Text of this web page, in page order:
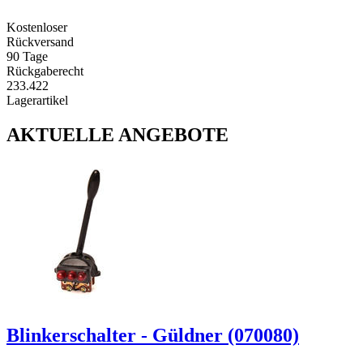
Kostenloser
Rückversand
90 Tage
Rückgaberecht
233.422
Lagerartikel
AKTUELLE ANGEBOTE
Blinkerschalter - Güldner (070080)